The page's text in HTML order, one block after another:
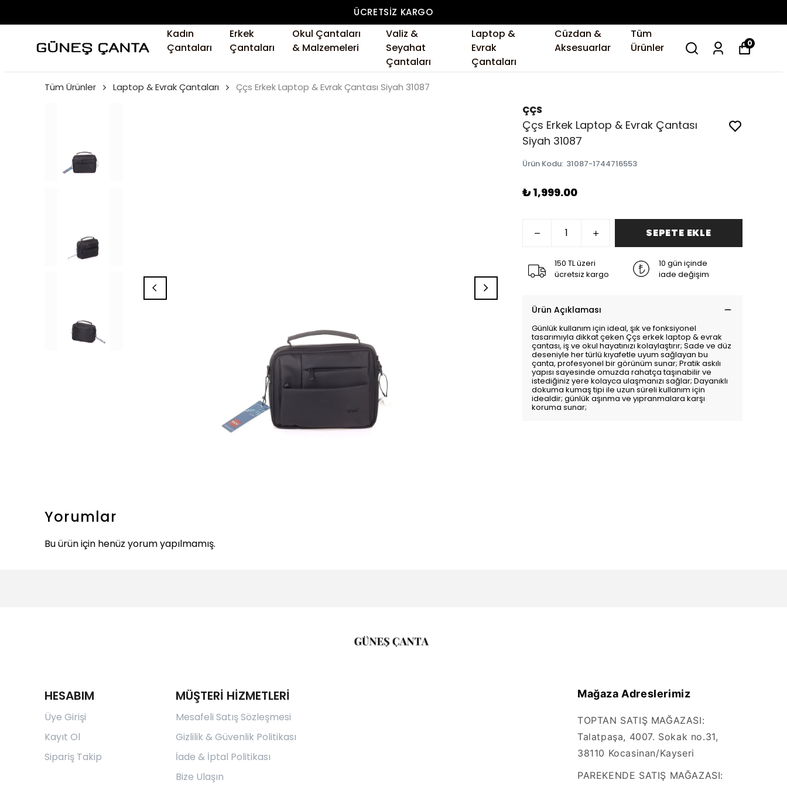
ÜCRETSIZ KARGO
Kadın
Çantaları
Erkek
Çantaları
Okul Çantaları
& Malzemeleri
Valiz &
Seyahat
Çantaları
Laptop &
Evrak
Çantaları
Cüzdan &
Aksesuarlar
Tüm
Ürünler
0
Tüm Ürünler Laptop & Evrak Çantaları Ççs Erkek Laptop & Evrak Çantası Siyah 31087
ÇÇS
Ççs Erkek Laptop & Evrak Çantası
Siyah 31087
Ürün Kodu: 31087-1744716553
₺ 1,999.00
SEPETE EKLE
150 TL üzeri
ücretsiz kargo
10 gün içinde
iade değişim
Ürün Açıklaması
Günlük kullanım için ideal, şık ve fonksiyonel
tasarımıyla dikkat çeken Ççs erkek laptop & evrak
çantası, iş ve okul hayatınızı kolaylaştırır; Sade ve düz
deseniyle her türlü kıyafetle uyum sağlayan bu
çanta, profesyonel bir görünüm sunar; Pratik askılı
yapısı sayesinde omuzda rahatça taşınabilir ve
istediğiniz yere kolayca ulaşmanızı sağlar; Dayanıklı
dokuma kumaş tipi ile uzun süreli kullanım için
idealdir; günlük aşınma ve yıpranmalara karşı
koruma sunar;
Yorumlar
Bu ürün için henüz yorum yapılmamış.
HESABIM
Üye Girişi
Kayıt Ol
Sipariş Takip
MÜŞTERİ HİZMETLERİ
Mesafeli Satış Sözleşmesi
Gizlilik & Güvenlik Politikası
İade & İptal Politikası
Bize Ulaşın
Mağaza Adreslerimiz
TOPTAN SATIŞ MAĞAZASI:
Talatpaşa, 4007. Sokak no.31,
38110 Kocasinan/Kayseri
PAREKENDE SATIŞ MAĞAZASI: